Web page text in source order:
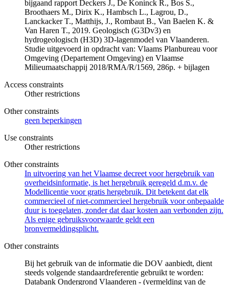
bijgaand rapport Deckers J., De Koninck R., Bos S.,
Broothaers M., Dirix K., Hambsch L., Lagrou, D.,
Lanckacker T., Matthijs, J., Rombaut B., Van Baelen K. &
Van Haren T., 2019. Geologisch (G3Dv3) en
hydrogeologisch (H3D) 3D-lagenmodel van Vlaanderen.
Studie uitgevoerd in opdracht van: Vlaams Planbureau voor
Omgeving (Departement Omgeving) en Vlaamse
Milieumaatschappij 2018/RMA/R/1569, 286p. + bijlagen
Access constraints
Other restrictions
Other constraints
geen beperkingen
Use constraints
Other restrictions
Other constraints
In uitvoering van het Vlaamse decreet voor hergebruik van
overheidsinformatie, is het hergebruik geregeld d.m.v. de
Modellicentie voor gratis hergebruik. Dit betekent dat elk
commercieel of niet-commercieel hergebruik voor onbepaalde
duur is toegelaten, zonder dat daar kosten aan verbonden zijn.
Als enige gebruiksvoorwaarde geldt een
bronvermeldingsplicht.
Other constraints
Bij het gebruik van de informatie die DOV aanbiedt, dient
steeds volgende standaardreferentie gebruikt te worden:
Databank Ondergrond Vlaanderen - (vermelding van de